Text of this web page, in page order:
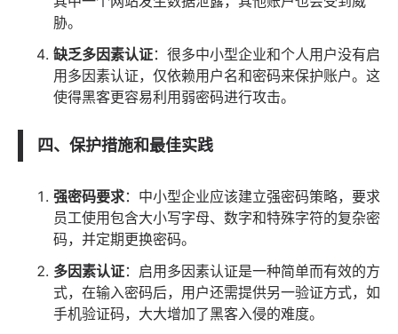
胁。
缺乏多因素认证：很多中小型企业和个人用户没有启
用多因素认证，仅依赖用户名和密码来保护账户。这
使得黑客更容易利用弱密码进行攻击。
四、保护措施和最佳实践
强密码要求：中小型企业应该建立强密码策略，要求
员工使用包含大小写字母、数字和特殊字符的复杂密
码，并定期更换密码。
多因素认证：启用多因素认证是一种简单而有效的方
式，在输入密码后，用户还需提供另一验证方式，如
手机验证码，大大增加了黑客入侵的难度。